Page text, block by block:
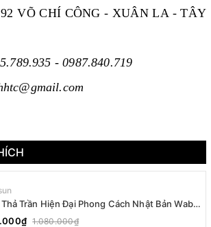
92 VÕ CHÍ CÔNG - XUÂN LA - TÂY
- 0987.840.719
Trần Hiện Đại Phong Cách Nhật Bản Wabi-
T036 Dáng B
1.080.000₫